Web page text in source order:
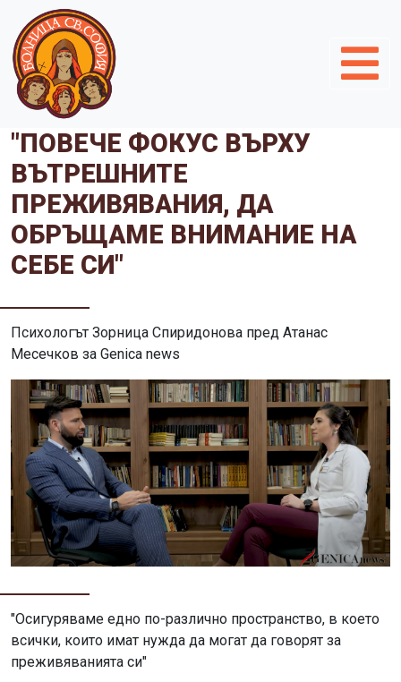
"ПОВЕЧЕ ФОКУС ВЪРХУ
ВЪТРЕШНИТЕ
ПРЕЖИВЯВАНИЯ, ДА
ОБРЪЩАМЕ ВНИМАНИЕ НА
СЕБЕ СИ"
Психологът Зорница Спиридонова пред Атанас
Месечков за Genica news
"Осигуряваме едно по-различно пространство, в което
всички, които имат нужда да могат да говорят за
преживяванията си"